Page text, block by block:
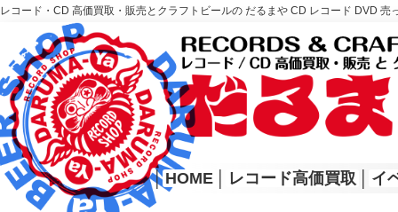
レコード・CD 高価買取・販売とクラフトビールの だるまや CD レコード DVD
レコード高価買取はこちら
HOME
│ HOME レコード高価買取 イ